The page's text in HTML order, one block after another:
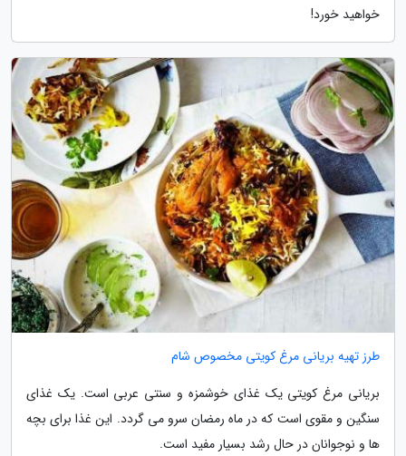
خواهید خورد!
طرز تهیه بریانی مرغ کویتی مخصوص شام
بریانی مرغ کویتی یک غذای خوشمزه و سنتی عربی است. یک غذای
سنگین و مقوی است که در ماه رمضان سرو می گردد. این غذا برای بچه
ها و نوجوانان در حال رشد بسیار مفید است.